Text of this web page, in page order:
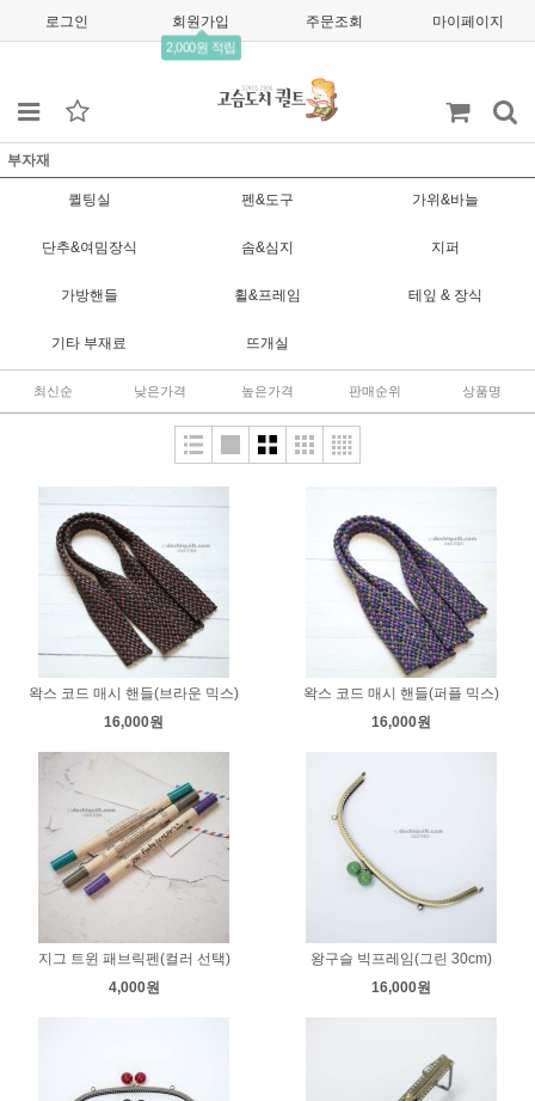
로그인 회원가입
2,000원 적립
주문조회 마이페이지
부자재
퀼팅실 펜&도구 가위&바늘
단추&여밈장식 솜&심지 지퍼
가방핸들 휠&프레임 테잎 & 장식
기타 부재료 뜨개실
최신순 낮은가격 높은가격 판매순위 상품명
왁스 코드 매시 핸들(브라운 믹스)
16,000원
왁스 코드 매시 핸들(퍼플 믹스)
16,000원
지그 트윈 패브릭펜(컬러 선택)
4,000원
왕구슬 빅프레임(그린 30cm)
16,000원